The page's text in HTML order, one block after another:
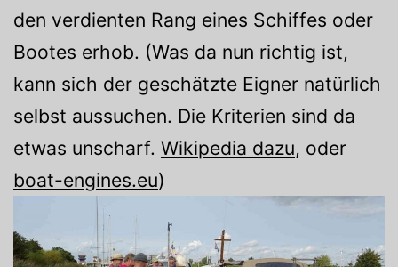
den verdienten Rang eines Schiffes oder
Bootes erhob. (Was da nun richtig ist,
kann sich der geschätzte Eigner natürlich
selbst aussuchen. Die Kriterien sind da
etwas unscharf. Wikipedia dazu, oder
boat-engines.eu)